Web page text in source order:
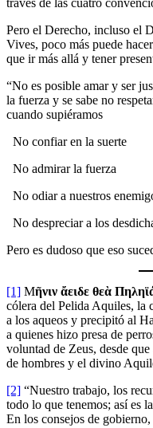
través de las cuatro
Pero el Derecho, incluso el
Vives, poco más puede
que ir más allá y tener
“No es posible amar y ser
la fuerza y se sabe no
cuando supiéramos
No confiar en la suerte
No admirar la fuerza
No odiar a nuestros
No despreciar a los
Pero es dudoso que eso
[1] Μῆνιν ἄειδε θεὰ
cólera del Pelida Aquiles, la
a los aqueos y precipitó al
a quienes hizo presa de
voluntad de Zeus, desde
de hombres y el divino
[2] “Nuestro trabajo, los
todo lo que tenemos; así es
En los consejos de